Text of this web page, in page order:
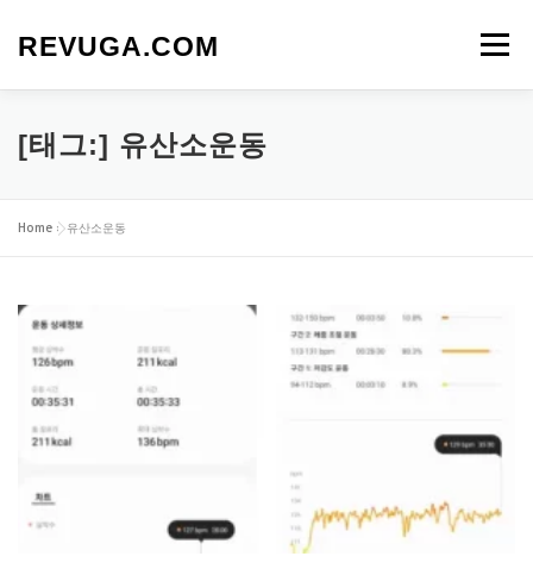
REVUGA.COM 메뉴
[태그:] 유산소운동
Home »유산소운동